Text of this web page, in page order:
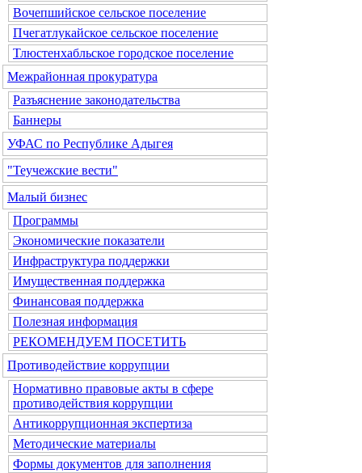
Вочепшийское сельское поселение
Пчегатлукайское сельское поселение
Тлюстенхабльское городское поселение
Межрайонная прокуратура
Разъяснение законодательства
Баннеры
УФАС по Республике Адыгея
"Теучежские вести"
Малый бизнес
Программы
Экономические показатели
Инфраструктура поддержки
Имущественная поддержка
Финансовая поддержка
Полезная информация
РЕКОМЕНДУЕМ ПОСЕТИТЬ
Противодействие коррупции
Нормативно правовые акты в сфере
противодействия коррупции
Антикоррупционная экспертиза
Методические материалы
Формы документов для заполнения